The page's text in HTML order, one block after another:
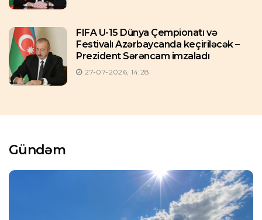
FIFA U-15 Dünya Çempionatı və
Festivalı Azərbaycanda keçiriləcək –
Prezident Sərəncam imzaladı
27-07-2026, 14:28
Gündəm